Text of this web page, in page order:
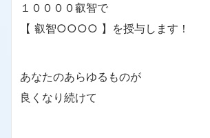
１００００叡智で
【 叡智○○○○ 】を授与します！
あなたのあらゆるものが
良くなり続けて